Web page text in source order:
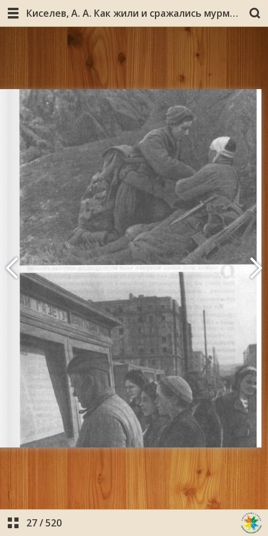
Киселев, А. А. Как жили и сражались мурманчане в войну: менталитет северян в 1941-1945 годах / А. А. Киселев. - 2-е изд., доп. - Мурманск : Мурманское книжное издательство, 2005. - 509, [1] с. : ил.
27/520